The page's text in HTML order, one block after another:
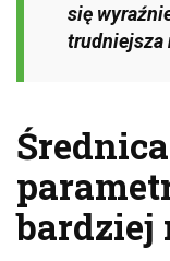
się
trudniejsza
bardziej